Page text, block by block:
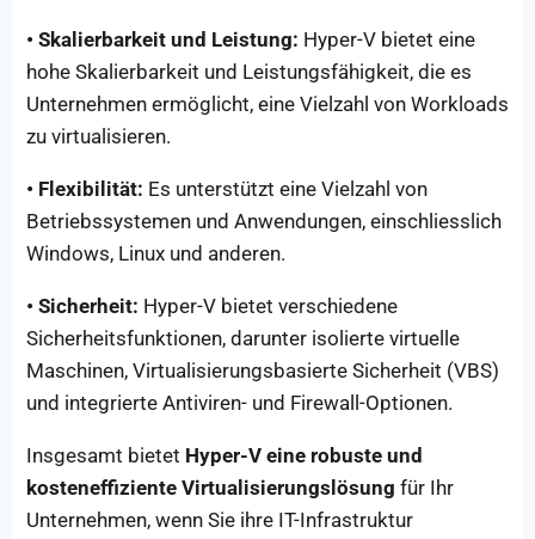
• Skalierbarkeit und Leistung: Hyper-V bietet eine
hohe Skalierbarkeit und Leistungsfähigkeit, die es
Unternehmen ermöglicht, eine Vielzahl von Workloads
zu virtualisieren.
• Flexibilität: Es unterstützt eine Vielzahl von
Betriebssystemen und Anwendungen, einschliesslich
Windows, Linux und anderen.
• Sicherheit: Hyper-V bietet verschiedene
Sicherheitsfunktionen, darunter isolierte virtuelle
Maschinen, Virtualisierungsbasierte Sicherheit (VBS)
und integrierte Antiviren- und Firewall-Optionen.
Insgesamt bietet Hyper-V eine robuste und
kosteneffiziente Virtualisierungslösung für Ihr
Unternehmen, wenn Sie ihre IT-Infrastruktur